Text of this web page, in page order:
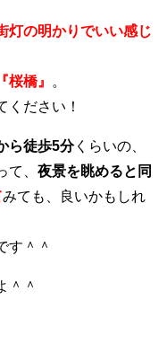
灯の明かりでいい感じ
『桜橋』
。
ください！
ら徒歩5分くらいの、
、 夜景を眺めると同
みても、良いかもしれ
す＾＾
＾＾